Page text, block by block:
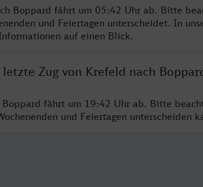
Boppard fährt um 05:42 Uhr ab. Bitte
und Feiertagen unterscheidet. In
auf einen Blick.
Zug von Krefeld nach
fährt um 19:42 Uhr ab. Bitte
und Feiertagen unterscheiden